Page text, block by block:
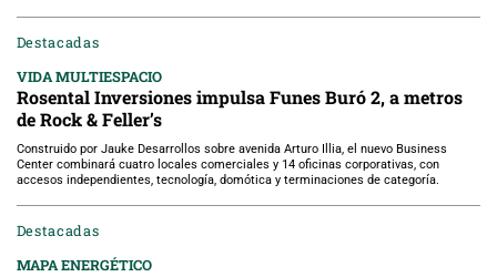
Destacadas
VIDA MULTIESPACIO
Rosental Inversiones impulsa Funes Buró 2, a metros
de Rock & Feller’s
Construido por Jauke Desarrollos sobre avenida Arturo Illia, el nuevo Business
Center combinará cuatro locales comerciales y 14 oficinas corporativas, con
accesos independientes, tecnología, domótica y terminaciones de categoría.
Destacadas
MAPA ENERGÉTICO